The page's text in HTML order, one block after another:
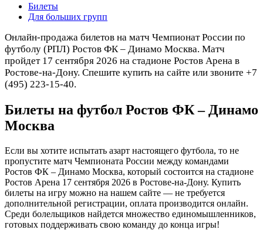
Билеты
Для больших групп
Онлайн-продажа билетов на матч Чемпионат России по
футболу (РПЛ) Ростов ФК – Динамо Москва. Матч
пройдет 17 сентября 2026 на стадионе Ростов Арена в
Ростове-на-Дону. Спешите купить на сайте или звоните +7
(495) 223-15-40.
Билеты на футбол Ростов ФК – Динамо
Москва
Если вы хотите испытать азарт настоящего футбола, то не
пропустите матч Чемпионата России между командами
Ростов ФК – Динамо Москва, который состоится на стадионе
Ростов Арена 17 сентября 2026 в Ростове-на-Дону. Купить
билеты на игру можно на нашем сайте — не требуется
дополнительной регистрации, оплата производится онлайн.
Среди болельщиков найдется множество единомышленников,
готовых поддерживать свою команду до конца игры!